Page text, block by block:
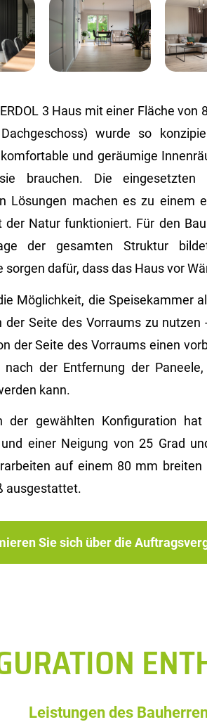
3 Haus mit einer Fläche von
wurde so
und geräumige
brauchen. Die eingesetzten
Lösungen machen es zu einem
der Natur funktioniert. Für den
der gesamten Struktur
sorgen dafür, dass das Haus vor
Möglichkeit, die Speisekammer
der Seite des Vorraums zu
der Seite des Vorraums einen
nach der Entfernung der
kann.
der gewählten Konfiguration
einer Neigung von 25 Grad
auf einem 80 mm
ausgestattet.
Sie sich über die
Leistungen des